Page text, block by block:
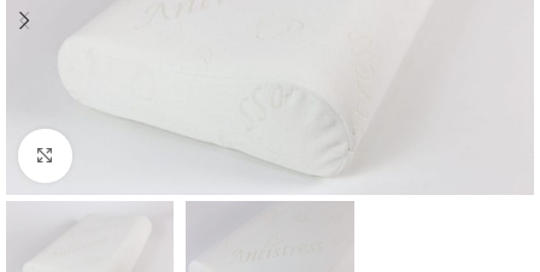
Click to enlarge